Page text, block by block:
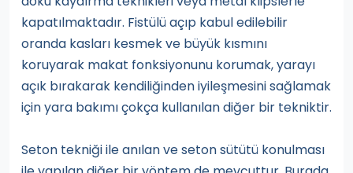
kapatılmaktadır. Fistülü açıp kabul edilebilir
oranda kasları kesmek ve büyük kısmını
koruyarak makat fonksiyonunu korumak, yarayı
açık bırakarak kendiliğinden iyileşmesini sağlamak
için yara bakımı çokça kullanılan diğer bir tekniktir.
Seton tekniği ile anılan ve seton sütütü konulması